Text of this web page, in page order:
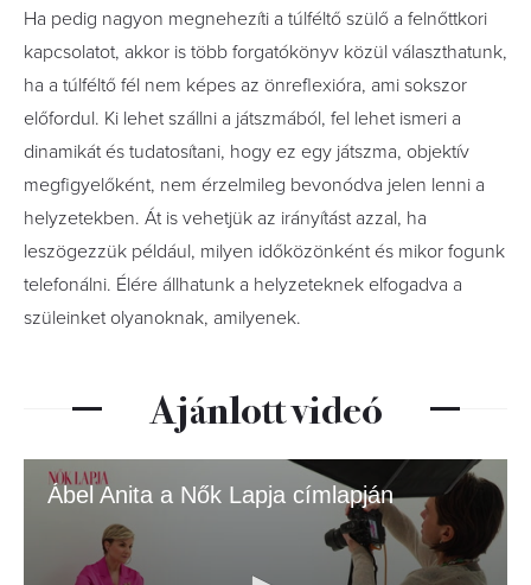
Ha pedig nagyon megnehezíti a túlféltő szülő a felnőttkori
kapcsolatot, akkor is több forgatókönyv közül választhatunk,
ha a túlféltő fél nem képes az önreflexióra, ami sokszor
előfordul. Ki lehet szállni a játszmából, fel lehet ismeri a
dinamikát és tudatosítani, hogy ez egy játszma, objektív
megfigyelőként, nem érzelmileg bevonódva jelen lenni a
helyzetekben. Át is vehetjük az irányítást azzal, ha
leszögezzük például, milyen időközönként és mikor fogunk
telefonálni. Élére állhatunk a helyzeteknek elfogadva a
szüleinket olyanoknak, amilyenek.
Ajánlott videó
Ábel Anita a Nők Lapja címlapján